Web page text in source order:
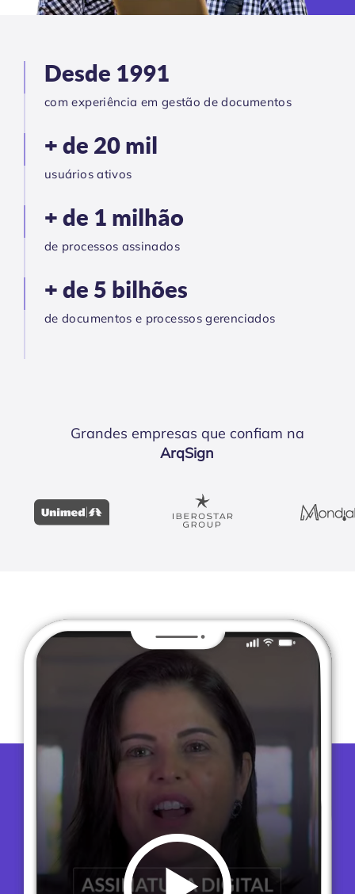
Desde 1991
com experiência em gestão de documentos
+ de 20 mil
usuários ativos
+ de 1 milhão
de processos assinados
+ de 5 bilhões
de documentos e processos gerenciados
Grandes empresas que confiam na
ArqSign